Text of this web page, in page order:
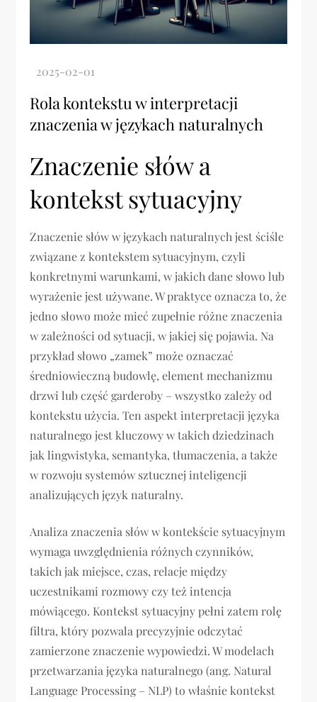
Rola kontekstu w interpretacji
znaczenia w językach naturalnych
Znaczenie słów a
kontekst sytuacyjny
Znaczenie słów w językach naturalnych jest ściśle
związane z kontekstem sytuacyjnym, czyli
konkretnymi warunkami, w jakich dane słowo lub
wyrażenie jest używane. W praktyce oznacza to, że
jedno słowo może mieć zupełnie różne znaczenia
w zależności od sytuacji, w jakiej się pojawia. Na
przykład słowo „zamek” może oznaczać
średniowieczną budowlę, element mechanizmu
drzwi lub część garderoby – wszystko zależy od
kontekstu użycia. Ten aspekt interpretacji języka
naturalnego jest kluczowy w takich dziedzinach
jak lingwistyka, semantyka, tłumaczenia, a także
w rozwoju systemów sztucznej inteligencji
analizujących język naturalny.
Analiza znaczenia słów w kontekście sytuacyjnym
wymaga uwzględnienia różnych czynników,
takich jak miejsce, czas, relacje między
uczestnikami rozmowy czy też intencja
mówiącego. Kontekst sytuacyjny pełni zatem rolę
filtra, który pozwala precyzyjnie odczytać
zamierzone znaczenie wypowiedzi. W modelach
przetwarzania języka naturalnego (ang. Natural
Language Processing – NLP) to właśnie kontekst